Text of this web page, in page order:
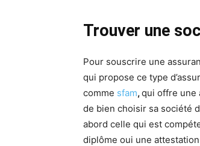
Trouver une
Pour souscrire une
qui propose ce type
comme sfam,qui offre une
de bien choisir sa société
abord celle qui est
diplôme oui une